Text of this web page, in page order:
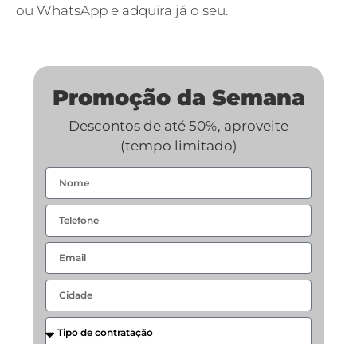
ou WhatsApp e adquira já o seu.
Promoção da Semana
Descontos de até 50%, aproveite
(tempo limitado)